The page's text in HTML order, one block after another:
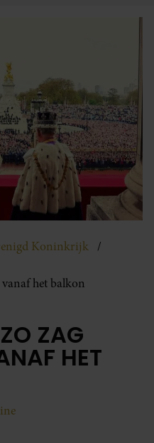
Koninkrijk
het balkon
ZAG
HET